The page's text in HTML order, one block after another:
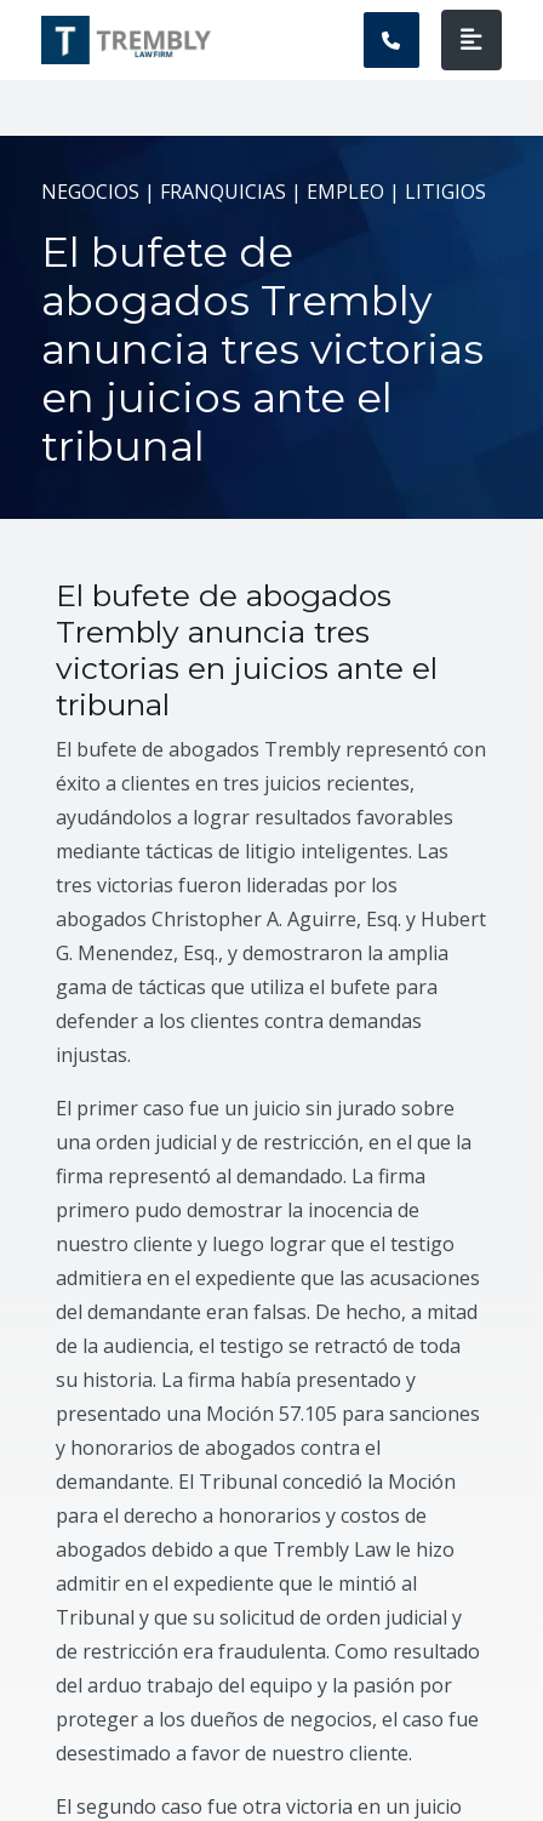
Navegación
NEGOCIOS | FRANQUICIAS | EMPLEO | LITIGIOS
El bufete de
abogados Trembly
anuncia tres victorias
en juicios ante el
tribunal
El bufete de abogados
Trembly anuncia tres
victorias en juicios ante el
tribunal
El bufete de abogados Trembly representó con
éxito a clientes en tres juicios recientes,
ayudándolos a lograr resultados favorables
mediante tácticas de litigio inteligentes. Las
tres victorias fueron lideradas por los
abogados Christopher A. Aguirre, Esq. y Hubert
G. Menendez, Esq., y demostraron la amplia
gama de tácticas que utiliza el bufete para
defender a los clientes contra demandas
injustas.
El primer caso fue un juicio sin jurado sobre
una orden judicial y de restricción, en el que la
firma representó al demandado. La firma
primero pudo demostrar la inocencia de
nuestro cliente y luego lograr que el testigo
admitiera en el expediente que las acusaciones
del demandante eran falsas. De hecho, a mitad
de la audiencia, el testigo se retractó de toda
su historia. La firma había presentado y
presentado una Moción 57.105 para sanciones
y honorarios de abogados contra el
demandante. El Tribunal concedió la Moción
para el derecho a honorarios y costos de
abogados debido a que Trembly Law le hizo
admitir en el expediente que le mintió al
Tribunal y que su solicitud de orden judicial y
de restricción era fraudulenta. Como resultado
del arduo trabajo del equipo y la pasión por
proteger a los dueños de negocios, el caso fue
desestimado a favor de nuestro cliente.
El segundo caso fue otra victoria en un juicio